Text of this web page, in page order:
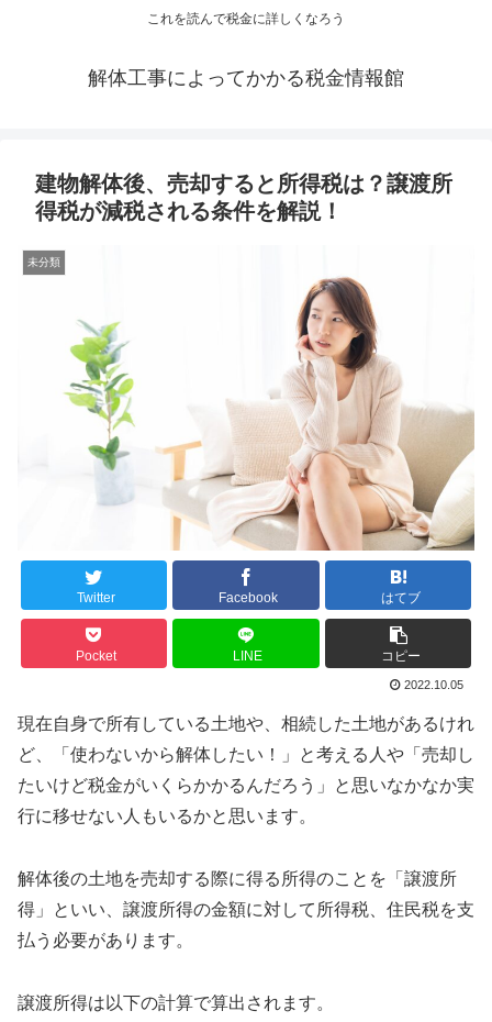
これを読んで税金に詳しくなろう
解体工事によってかかる税金情報館
建物解体後、売却すると所得税は？譲渡所
得税が減税される条件を解説！
未分類
Twitter Facebook はてブ
Pocket LINE コピー
2022.10.05
現在自身で所有している土地や、相続した土地があるけれ
ど、「使わないから解体したい！」と考える人や「売却し
たいけど税金がいくらかかるんだろう」と思いなかなか実
行に移せない人もいるかと思います。
解体後の土地を売却する際に得る所得のことを「譲渡所
得」といい、譲渡所得の金額に対して所得税、住民税を支
払う必要があります。
譲渡所得は以下の計算で算出されます。